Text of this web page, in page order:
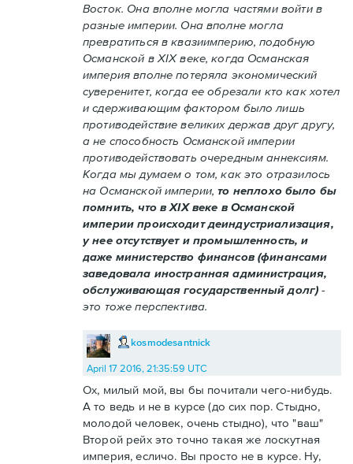
Восток. Она вполне могла частями войти в
разные империи. Она вполне могла
превратиться в квазиимперию, подобную
Османской в XIX веке, когда Османская
империя вполне потеряла экономический
суверенитет, когда ее обрезали кто как хотел
и сдерживающим фактором было лишь
противодействие великих держав друг другу,
а не способность Османской империи
противодействовать очередным аннексиям.
Когда мы думаем о том, как это отразилось
на Османской империи,то неплохо было бы
помнить, что в XIX веке в Османской
империи происходит деиндустриализация,
у нее отсутствует и промышленность, и
даже министерство финансов (финансами
заведовала иностранная администрация,
обслуживающая государственный долг)-
это тоже перспектива.
kosmodesantnick
April 17 2016, 21:35:59 UTC
Ох, милый мой, вы бы почитали чего-нибудь.
А то ведь и не в курсе (до сих пор. Стыдно,
молодой человек, очень стыдно), что "ваш"
Второй рейх это точно такая же лоскутная
империя, есличо. Вы просто не в курсе. Ну,